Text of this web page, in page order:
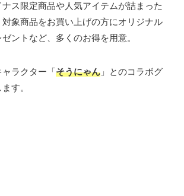
ス限定商品や人気アイテムが詰まった
象商品をお買い上げの方にオリジナル
ントなど、多くのお得を用意。
ラクター「そうにゃん 」とのコラボグ
す。